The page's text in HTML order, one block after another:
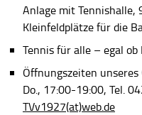
Anlage mit Tennishalle,
Kleinfeldplätze für die
Tennis für alle – egal
Öffnungszeiten unseres
Do., 17:00-19:00, Tel.
TVv1927(at)web.de